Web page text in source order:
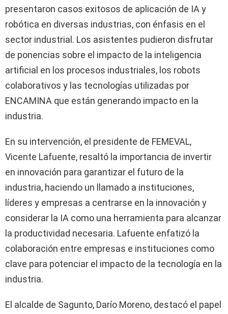
presentaron casos exitosos de aplicación de IA y
robótica en diversas industrias, con énfasis en el
sector industrial. Los asistentes pudieron disfrutar
de ponencias sobre el impacto de la inteligencia
artificial en los procesos industriales, los robots
colaborativos y las tecnologías utilizadas por
ENCAMINA que están generando impacto en la
industria.
En su intervención, el presidente de FEMEVAL,
Vicente Lafuente, resaltó la importancia de invertir
en innovación para garantizar el futuro de la
industria, haciendo un llamado a instituciones,
líderes y empresas a centrarse en la innovación y
considerar la IA como una herramienta para alcanzar
la productividad necesaria. Lafuente enfatizó la
colaboración entre empresas e instituciones como
clave para potenciar el impacto de la tecnología en la
industria.
El alcalde de Sagunto, Darío Moreno, destacó el papel